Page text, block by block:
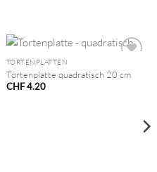
TORTENPLATTEN
Tortenplatte quadratisch 20 cm
CHF4.20